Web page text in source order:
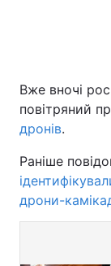
Вже вночі
повітряний
дронів.
Раніше
дрони-